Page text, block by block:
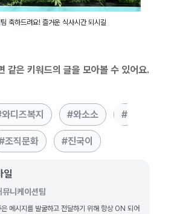
축하드려요! 즐거운 식사시간 되시길
같은 키워드의 글을 모아볼 수 있어요.
와디즈복지 와소소
조직문화 진국이
일
뮤니케이션팀
은 메시지를 발굴하고 전달하기 위해 항상 ON 되어